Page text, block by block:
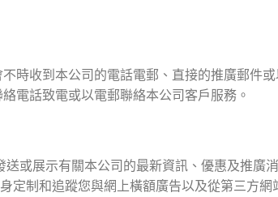
時收到本公司的電話電郵、直接的推廣郵件
電話致電或以電郵聯絡本公司客戶服務。
或展示有關本公司的最新資訊、優惠及推廣
定制和追蹤您與網上橫額廣告以及從第三方